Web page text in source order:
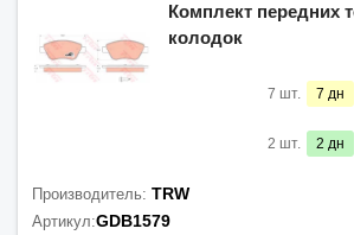
Комплект передних
колодок
7 шт. 7 дн
2 шт. 2 дн
Производитель: TRW
Артикул:GDB1579